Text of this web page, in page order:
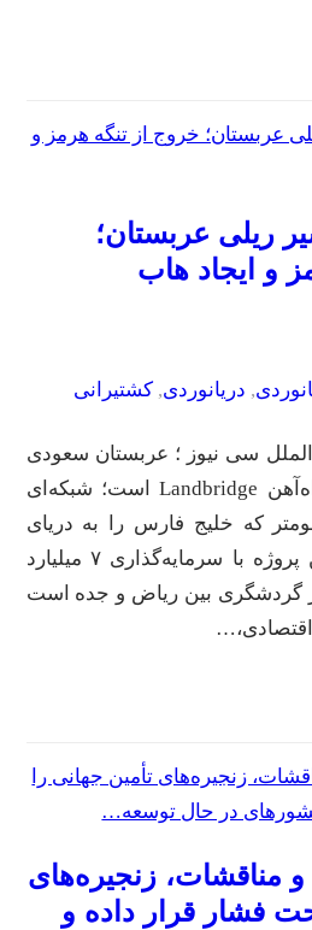
مسیر ریلی عربستان؛
و ایجاد هاب
, دریانوردی, کشتیرانی
سی نیوز ؛ عربستان سعودی
در حال اجرای پروژه راه‌آهن Landbridge است؛ شبکه‌ای
به طول ۱۵۰۰ کیلومتر که خلیج فارس را به دریای
سرخ متصل می‌کند. این پروژه با سرمایه‌گذاری ۷ میلیارد
گردشگری بین ریاض و جده است
مناقشات، زنجیره‌های
فشار قرار داده و